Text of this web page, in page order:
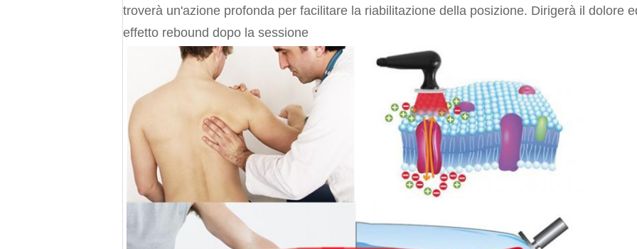
troverà un'azione profonda per facilitare la riabilitazione della posizione. Dirigerà il dolore
effetto rebound dopo la sessione